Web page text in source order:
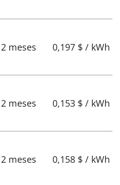
meses 0,197 $ / kWh
meses 0,153 $ / kWh
meses 0,158 $ / kWh